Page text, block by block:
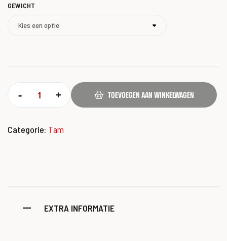
GEWICHT
- + TOEVOEGEN AAN WINKELWAGEN
Categorie: Tam
EXTRA INFORMATIE